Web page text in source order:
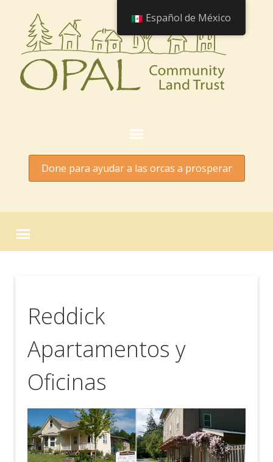
Done para ayudar a las orcas a prosperar
Reddick
Apartamentos y
Oficinas
Español de México